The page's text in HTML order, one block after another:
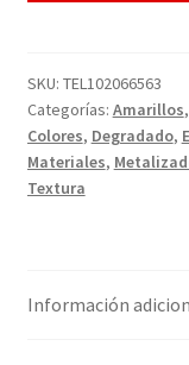
Más información
Mi cuenta
SKU: TEL102066563
Categorías: Amarillos,
Colores, Degradado,
Materiales,
Textura
Información